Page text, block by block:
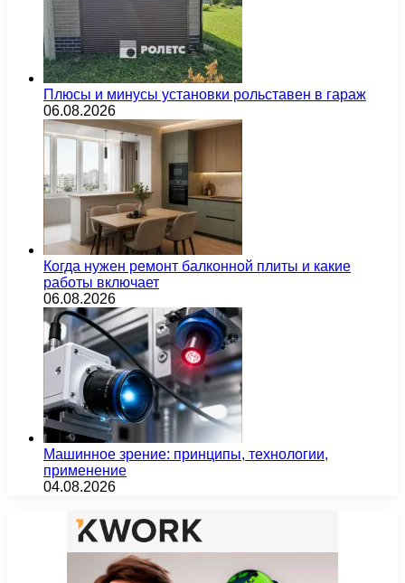
Плюсы и минусы установки рольставен в гараж
06.08.2026
Когда нужен ремонт балконной плиты и какие
работы включает
06.08.2026
Машинное зрение: принципы, технологии,
применение
04.08.2026